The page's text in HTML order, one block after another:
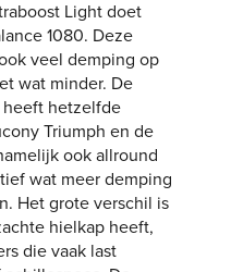
Light doet
1080. Deze
veel demping op
wat minder. De
heeft hetzelfde
Triumph en de
ook allround
wat meer demping
Het grote verschil is
hielkap heeft,
die vaak last